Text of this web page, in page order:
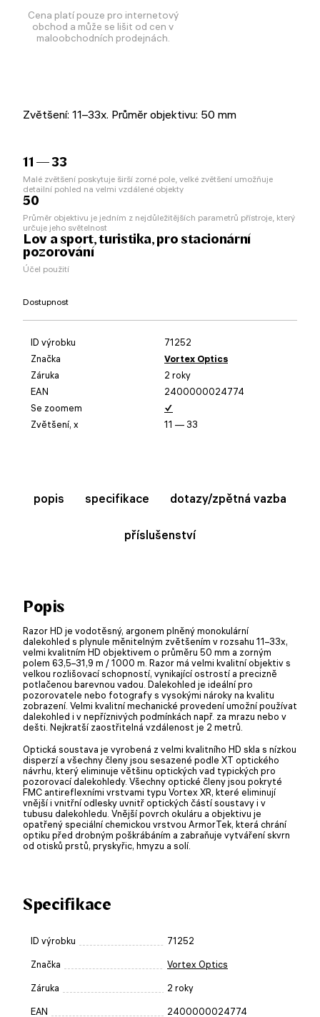
Cena platí pouze pro internetový
obchod a může se lišit od cen v
maloobchodních prodejnách.
Zvětšení: 11–33x. Průměr objektivu: 50 mm
11 — 33
Malé zvětšení poskytuje širší zorné pole, velké zvětšení umožňuje
detailní pohled na velmi vzdálené objekty
50
Průměr objektivu je jedním z nejdůležitějších parametrů přístroje, který
určuje jeho světelnost
Lov a sport, turistika, pro stacionární
pozorování
Účel použití
Dostupnost
ID výrobku
71252
Značka
Vortex Optics
Záruka
2 roky
EAN
2400000024774
Se zoomem
✓
Zvětšení, x
11 — 33
popis specifikace dotazy/zpětná vazba
příslušenství
Popis
Razor HD je vodotěsný, argonem plněný monokulární
dalekohled s plynule měnitelným zvětšením v rozsahu 11–33x,
velmi kvalitním HD objektivem o průměru 50 mm a zorným
polem 63,5–31,9 m / 1000 m. Razor má velmi kvalitní objektiv s
velkou rozlišovací schopností, vynikající ostrostí a precizně
potlačenou barevnou vadou. Dalekohled je ideální pro
pozorovatele nebo fotografy s vysokými nároky na kvalitu
zobrazení. Velmi kvalitní mechanické provedení umožní používat
dalekohled i v nepříznivých podmínkách např. za mrazu nebo v
dešti. Nejkratší zaostřitelná vzdálenost je 2 metrů.
Optická soustava je vyrobená z velmi kvalitního HD skla s nízkou
disperzí a všechny členy jsou sesazené podle XT optického
návrhu, který eliminuje většinu optických vad typických pro
pozorovací dalekohledy. Všechny optické členy jsou pokryté
FMC antireflexními vrstvami typu Vortex XR, které eliminují
vnější i vnitřní odlesky uvnitř optických částí soustavy i v
tubusu dalekohledu. Vnější povrch okuláru a objektivu je
opatřený speciální chemickou vrstvou ArmorTek, která chrání
optiku před drobným poškrábáním a zabraňuje vytváření skvrn
od otisků prstů, pryskyřic, hmyzu a solí.
Specifikace
ID výrobku 71252
Značka Vortex Optics
Záruka 2 roky
EAN 2400000024774